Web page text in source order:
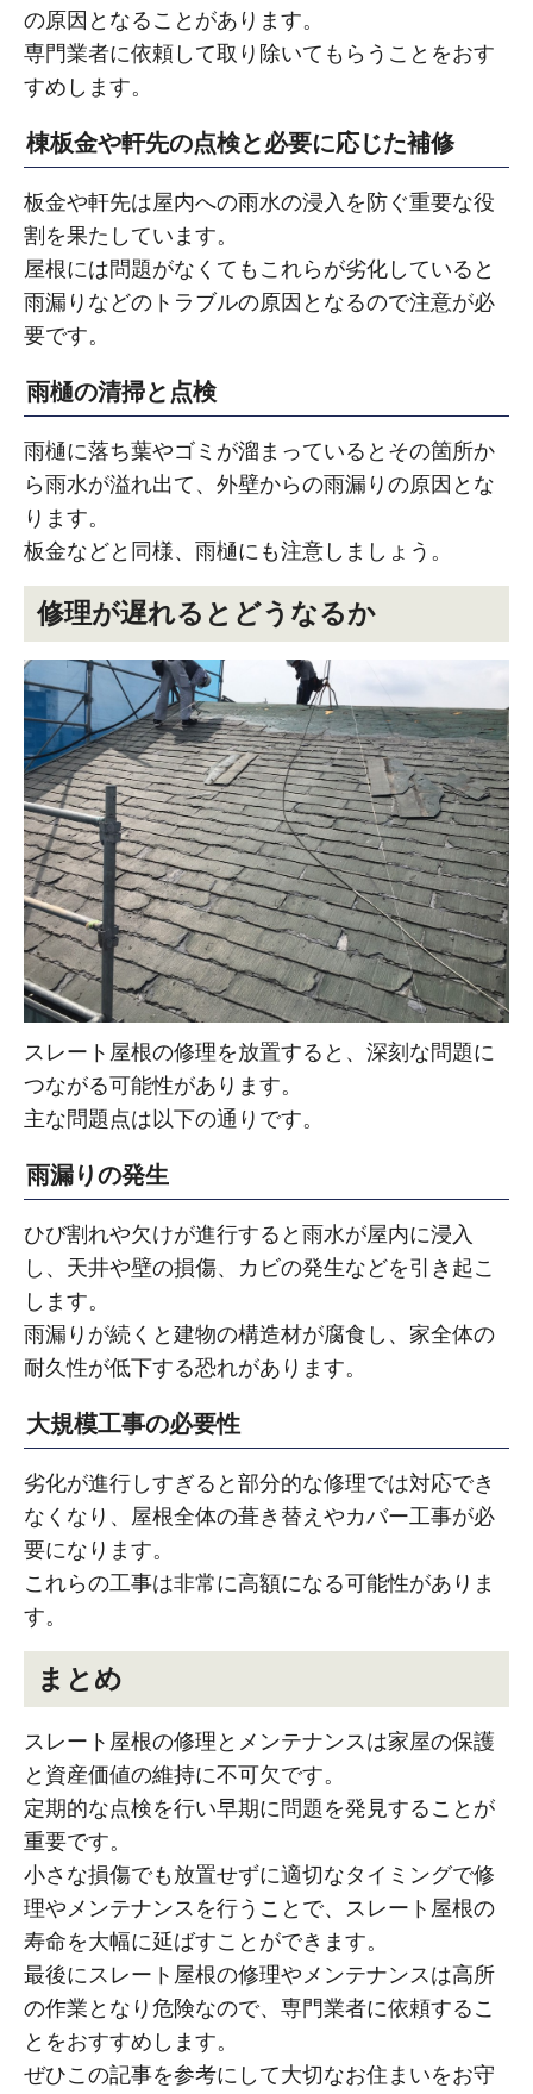
の原因となることがあります。
専門業者に依頼して取り除いてもらうことをおす
すめします。
棟板金や軒先の点検と必要に応じた補修
板金や軒先は屋内への雨水の浸入を防ぐ重要な役
割を果たしています。
屋根には問題がなくてもこれらが劣化していると
雨漏りなどのトラブルの原因となるので注意が必
要です。
雨樋の清掃と点検
雨樋に落ち葉やゴミが溜まっているとその箇所か
ら雨水が溢れ出て、外壁からの雨漏りの原因とな
ります。
板金などと同様、雨樋にも注意しましょう。
修理が遅れるとどうなるか
スレート屋根の修理を放置すると、深刻な問題に
つながる可能性があります。
主な問題点は以下の通りです。
雨漏りの発生
ひび割れや欠けが進行すると雨水が屋内に浸入
し、天井や壁の損傷、カビの発生などを引き起こ
します。
雨漏りが続くと建物の構造材が腐食し、家全体の
耐久性が低下する恐れがあります。
大規模工事の必要性
劣化が進行しすぎると部分的な修理では対応でき
なくなり、屋根全体の葺き替えやカバー工事が必
要になります。
これらの工事は非常に高額になる可能性がありま
す。
まとめ
スレート屋根の修理とメンテナンスは家屋の保護
と資産価値の維持に不可欠です。
定期的な点検を行い早期に問題を発見することが
重要です。
小さな損傷でも放置せずに適切なタイミングで修
理やメンテナンスを行うことで、スレート屋根の
寿命を大幅に延ばすことができます。
最後にスレート屋根の修理やメンテナンスは高所
の作業となり危険なので、専門業者に依頼するこ
とをおすすめします。
ぜひこの記事を参考にして大切なお住まいをお守